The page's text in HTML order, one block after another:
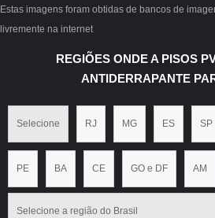
Estas imagens foram obtidas de bancos de
livremente na internet
REGIÕES ONDE A PISOS
ANTIDERRAPANTE
Selecione RJ MG ES SP
PE BA CE GO e DF AM
Selecione a região do Brasil